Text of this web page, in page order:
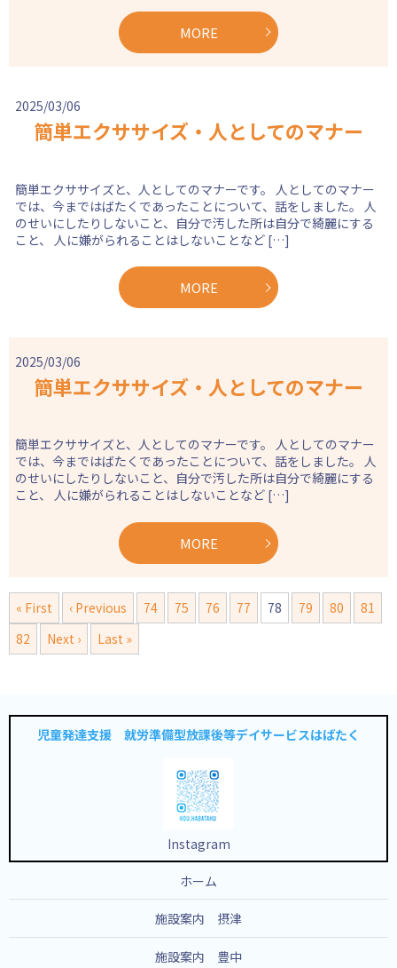
MORE
2025/03/06
簡単エクササイズ・人としてのマナー
簡単エクササイズと、人としてのマナーです。 人としてのマナー
では、今まではばたくであったことについて、話をしました。 人
のせいにしたりしないこと、自分で汚した所は自分で綺麗にする
こと、 人に嫌がられることはしないことなど […]
MORE
2025/03/06
簡単エクササイズ・人としてのマナー
簡単エクササイズと、人としてのマナーです。 人としてのマナー
では、今まではばたくであったことについて、話をしました。 人
のせいにしたりしないこと、自分で汚した所は自分で綺麗にする
こと、 人に嫌がられることはしないことなど […]
MORE
« First ‹ Previous 74 75 76 77 78 79 80
81
82
Next › Last »
児童発達支援 就労準備型放課後等デイサービスはばたく
Instagram
ホーム
施設案内 摂津
施設案内 豊中